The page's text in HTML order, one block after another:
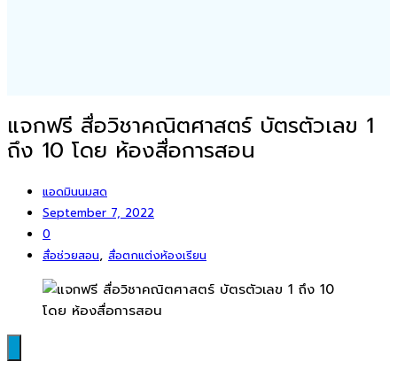
แจกฟรี สื่อวิชาคณิตศาสตร์ บัตรตัวเลข 1
ถึง 10 โดย ห้องสื่อการสอน
แอดมินนมสด
September 7, 2022
0
สื่อช่วยสอน, สื่อตกแต่งห้องเรียน